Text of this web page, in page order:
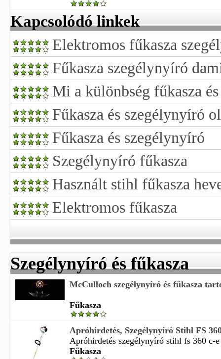
Kapcsolódó linkek
Elektromos fűkasza
Fűkasza szegélynyíró
Mi a különbség fűkasza
Fűkasza és szegélynyíró
Fűkasza és szegélynyíró
Szegélynyíró fűkasza
Használt stihl fűkasza
Elektromos fűkasza
Szegélynyíró és fűkasza
McCulloch szegélynyíró és fűkasza
Fűkasza
Apróhirdetés, Szegélynyíró Stihl FS
Apróhirdetés szegélynyíró stihl fs 360 c-
Fűkasza